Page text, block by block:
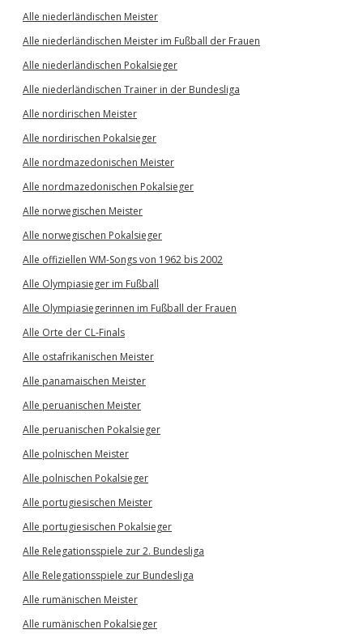
Alle niederländischen Meister
Alle niederländischen Meister im Fußball der Frauen
Alle niederländischen Pokalsieger
Alle niederländischen Trainer in der Bundesliga
Alle nordirischen Meister
Alle nordirischen Pokalsieger
Alle nordmazedonischen Meister
Alle nordmazedonischen Pokalsieger
Alle norwegischen Meister
Alle norwegischen Pokalsieger
Alle offiziellen WM-Songs von 1962 bis 2002
Alle Olympiasieger im Fußball
Alle Olympiasiegerinnen im Fußball der Frauen
Alle Orte der CL-Finals
Alle ostafrikanischen Meister
Alle panamaischen Meister
Alle peruanischen Meister
Alle peruanischen Pokalsieger
Alle polnischen Meister
Alle polnischen Pokalsieger
Alle portugiesischen Meister
Alle portugiesischen Pokalsieger
Alle Relegationsspiele zur 2. Bundesliga
Alle Relegationsspiele zur Bundesliga
Alle rumänischen Meister
Alle rumänischen Pokalsieger